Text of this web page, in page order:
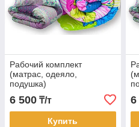
Рабочий комплект
(матрас, одеяло,
подушка)
6 500 ₸/т
Купить
6